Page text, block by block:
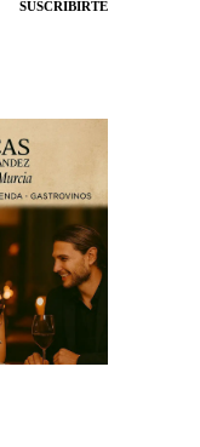
SUSCRIBIRTE